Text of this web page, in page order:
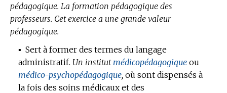
pédagogique. La formation pédagogique des
professeurs. Cet exercice a une grande valeur
pédagogique.
▪ Sert à former des termes du langage
administratif. Un institut médicopédagogique ou
médico-psychopédagogique, où sont dispensés à
la fois des soins médicaux et des